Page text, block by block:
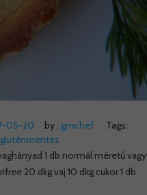
05-20 by : gmchef
Tags:
1 db normál méretű vagy
20 dkg vaj 10 dkg cukor 1 db